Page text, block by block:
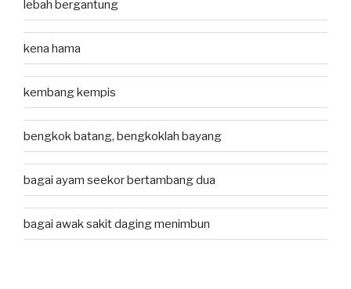
lebah bergantung
kena hama
kembang kempis
bengkok batang, bengkoklah bayang
bagai ayam seekor bertambang dua
bagai awak sakit daging menimbun